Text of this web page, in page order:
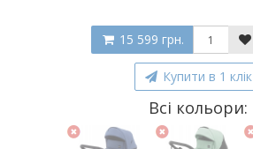
15 599 грн.
Купити в 1 клік
Всі кольори: